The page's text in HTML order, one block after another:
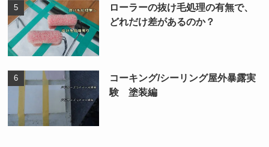
ローラーの抜け毛処理の有無で、
どれだけ差があるのか？
コーキング/シーリング屋外暴露実
験 塗装編